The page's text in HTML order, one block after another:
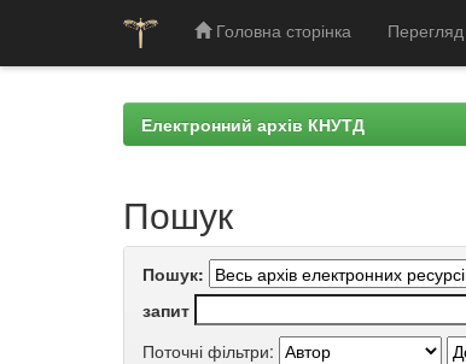
Головна сторінка Перегляд
Електронний архів КНУТД
Пошук
Пошук:
запит
Поточні фільтри: